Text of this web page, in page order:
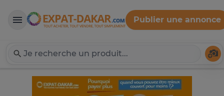
Expat-Dakar
Publier une annonce